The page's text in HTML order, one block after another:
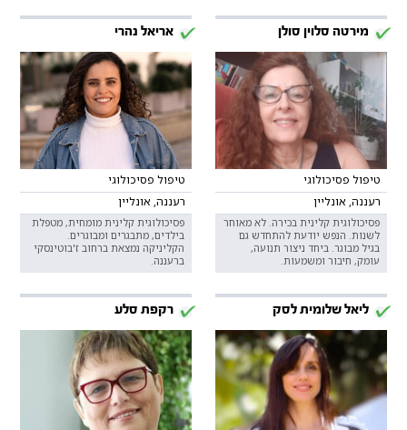
מירטה סלוין סולן
טיפול פסיכולוגי
רעננה, אונליין
פסיכולוגית קלינית בכירה. לא מאוחר
לשנות. הנפש יודעת להתחדש גם
בגיל מבוגר. ביחד ניצור תנועה,
עומק, חיבור ומשמעות.
אריאל נהרי
טיפול פסיכולוגי
רעננה, אונליין
פסיכולוגית קלינית מומחית, מטפלת
בילדים, מתבגרים ומבוגרים.
הקליניקה נמצאת ברחוב ז'בוטינסקי
ברעננה.
ליאל שלומית לסק רקפת סלע